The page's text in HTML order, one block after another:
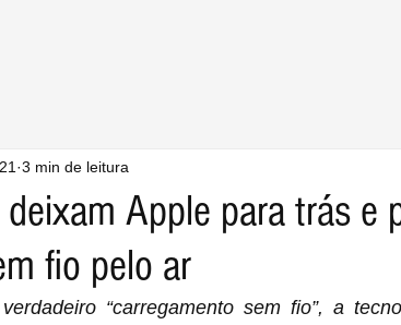
Apple para trás e
fio pelo ar
3 min de leitura
“carregamento sem fio”, a